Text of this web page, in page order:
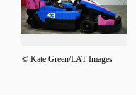
© Kate Green/LAT Images